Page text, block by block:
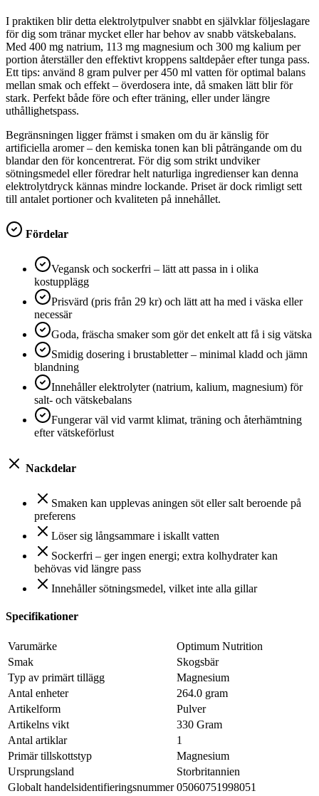
I praktiken blir detta elektrolytpulver snabbt en självklar följeslagare
för dig som tränar mycket eller har behov av snabb vätskebalans.
Med 400 mg natrium, 113 mg magnesium och 300 mg kalium per
portion återställer den effektivt kroppens saltdepåer efter tunga pass.
Ett tips: använd 8 gram pulver per 450 ml vatten för optimal balans
mellan smak och effekt – överdosera inte, då smaken lätt blir för
stark. Perfekt både före och efter träning, eller under längre
uthållighetspass.
Begränsningen ligger främst i smaken om du är känslig för
artificiella aromer – den kemiska tonen kan bli påträngande om du
blandar den för koncentrerat. För dig som strikt undviker
sötningsmedel eller föredrar helt naturliga ingredienser kan denna
elektrolytdryck kännas mindre lockande. Priset är dock rimligt sett
till antalet portioner och kvaliteten på innehållet.
Fördelar
Vegansk och sockerfri – lätt att passa in i olika
kostupplägg
Prisvärd (pris från 29 kr) och lätt att ha med i väska eller
necessär
Goda, fräscha smaker som gör det enkelt att få i sig vätska
Smidig dosering i brustabletter – minimal kladd och jämn
blandning
Innehåller elektrolyter (natrium, kalium, magnesium) för
salt- och vätskebalans
Fungerar väl vid varmt klimat, träning och återhämtning
efter vätskeförlust
Nackdelar
Smaken kan upplevas aningen söt eller salt beroende på
preferens
Löser sig långsammare i iskallt vatten
Sockerfri – ger ingen energi; extra kolhydrater kan
behövas vid längre pass
Innehåller sötningsmedel, vilket inte alla gillar
Specifikationer
Varumärke
Optimum Nutrition
Smak
Skogsbär
Typ av primärt tillägg
Magnesium
Antal enheter
264.0 gram
Artikelform
Pulver
Artikelns vikt
330 Gram
Antal artiklar
1
Primär tillskottstyp
Magnesium
Ursprungsland
Storbritannien
Globalt handelsidentifieringsnummer 05060751998051